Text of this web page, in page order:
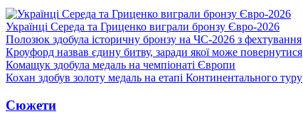
Українці Середа та Гриценко виграли бронзу Євро-2026
Полозюк здобула історичну бронзу на ЧС-2026 з фехтування
Кроуфорд назвав єдину битву, заради якої може повернутися
Комащук здобула медаль на чемпіонаті Європи
Кохан здобув золоту медаль на етапі Континентального туру
Сюжети